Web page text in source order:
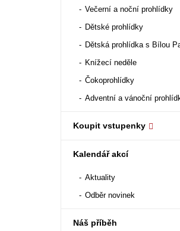
Večerní a noční prohlídky
Dětské prohlídky
Dětská prohlídka s Bílou
Knížecí neděle
Čokoprohlídky
Adventní a vánoční
Koupit vstupenky
Kalendář akcí
Aktuality
Odběr novinek
Náš příběh